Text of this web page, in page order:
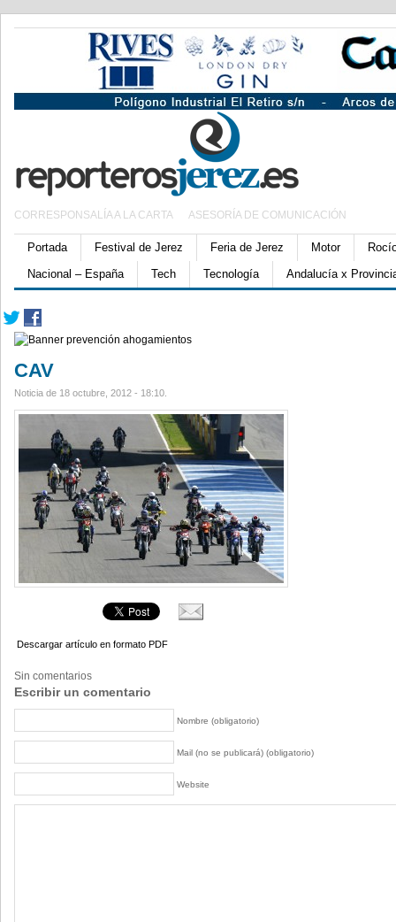
CORRESPONSALÍA A LA CARTA ASESORÍA DE COMUNICACIÓN
Portada Festival de Jerez Feria de Jerez Motor
Nacional – España
Tech Tecnología Andalucía x
CAV
Noticia de 18 octubre, 2012 - 18:10.
Descargar artículo en formato PDF
Sin comentarios
Escribir un comentario
Nombre (obligatorio)
Mail (no se publicará) (obligatorio)
Website